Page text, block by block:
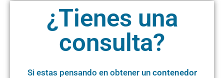
¿Tienes una
consulta?
Si estas pensando en obtener un contenedor